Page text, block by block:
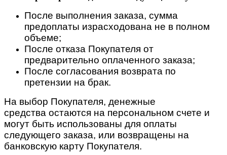
После выполнения заказа, сумма
предоплаты израсходована не в полном
объеме;
После отказа Покупателя от
предварительно оплаченного заказа;
После согласования возврата по
претензии на брак.
На выбор Покупателя, денежные
средства остаются на персональном счете и
могут быть использованы для оплаты
следующего заказа, или возвращены на
банковскую карту Покупателя.